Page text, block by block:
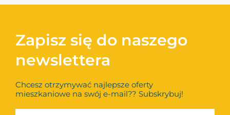
Zapisz się do naszego
newslettera
Chcesz otrzymywać najlepsze oferty
mieszkaniowe na swój e-mail?? Subskrybuj!